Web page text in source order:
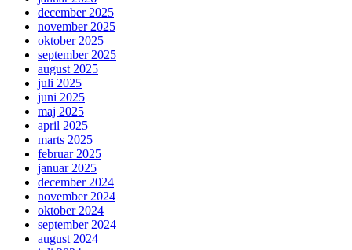
december 2025
november 2025
oktober 2025
september 2025
august 2025
juli 2025
juni 2025
maj 2025
april 2025
marts 2025
februar 2025
januar 2025
december 2024
november 2024
oktober 2024
september 2024
august 2024